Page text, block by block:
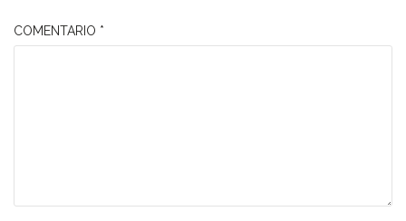
COMENTARIO *